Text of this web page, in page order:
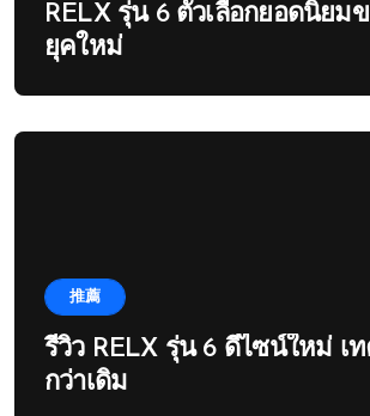
RELX รุ่น 6 ตัวเลือกยอดนิยม
ยุคใหม่
推薦
รีวิว RELX รุ่น 6 ดีไซน์ใหม่ เ
กว่าเดิม